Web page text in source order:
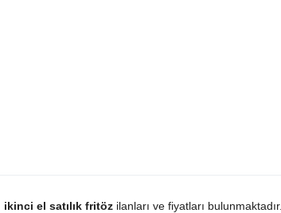
el satılık fritöz ilanları ve fiyatları bulunmaktadır.